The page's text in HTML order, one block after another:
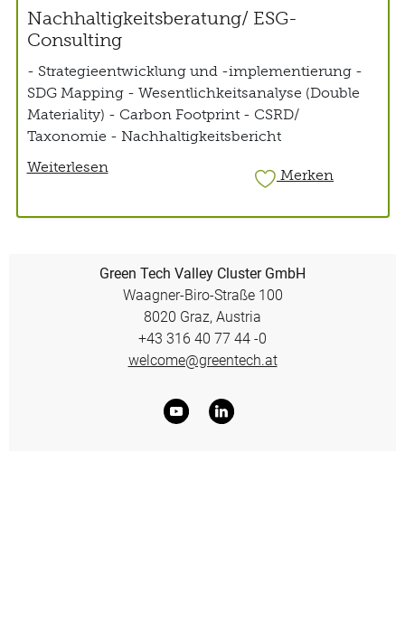
Nachhaltigkeitsberatung/ ESG-
Consulting
- Strategieentwicklung und -implementierung -
SDG Mapping - Wesentlichkeitsanalyse (Double
Materiality) - Carbon Footprint - CSRD/
Taxonomie - Nachhaltigkeitsbericht
Weiterlesen
Merken
Green Tech Valley Cluster GmbH
Waagner-Biro-Straße 100
8020 Graz, Austria
+43 316 40 77 44 -0
welcome@greentech.at